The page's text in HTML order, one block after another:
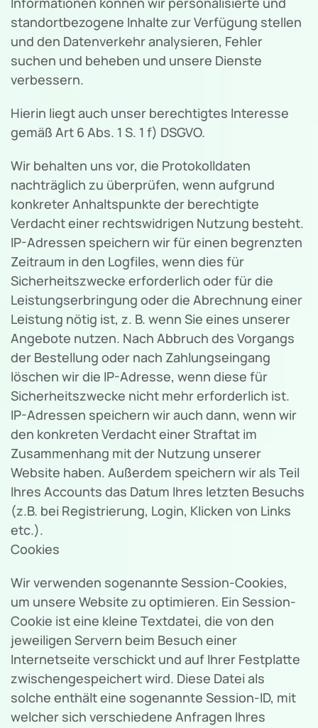
standortbezogene Inhalte zur Verfügung stellen
und den Datenverkehr analysieren, Fehler
suchen und beheben und unsere Dienste
verbessern.
Hierin liegt auch unser berechtigtes Interesse
gemäß Art 6 Abs. 1 S. 1 f) DSGVO.
Wir behalten uns vor, die Protokolldaten
nachträglich zu überprüfen, wenn aufgrund
konkreter Anhaltspunkte der berechtigte
Verdacht einer rechtswidrigen Nutzung besteht.
IP-Adressen speichern wir für einen begrenzten
Zeitraum in den Logfiles, wenn dies für
Sicherheitszwecke erforderlich oder für die
Leistungserbringung oder die Abrechnung einer
Leistung nötig ist, z. B. wenn Sie eines unserer
Angebote nutzen. Nach Abbruch des Vorgangs
der Bestellung oder nach Zahlungseingang
löschen wir die IP-Adresse, wenn diese für
Sicherheitszwecke nicht mehr erforderlich ist.
IP-Adressen speichern wir auch dann, wenn wir
den konkreten Verdacht einer Straftat im
Zusammenhang mit der Nutzung unserer
Website haben. Außerdem speichern wir als Teil
Ihres Accounts das Datum Ihres letzten Besuchs
(z.B. bei Registrierung, Login, Klicken von Links
etc.).
Cookies
Wir verwenden sogenannte Session-Cookies,
um unsere Website zu optimieren. Ein Session-
Cookie ist eine kleine Textdatei, die von den
jeweiligen Servern beim Besuch einer
Internetseite verschickt und auf Ihrer Festplatte
zwischengespeichert wird. Diese Datei als
solche enthält eine sogenannte Session-ID, mit
welcher sich verschiedene Anfragen Ihres